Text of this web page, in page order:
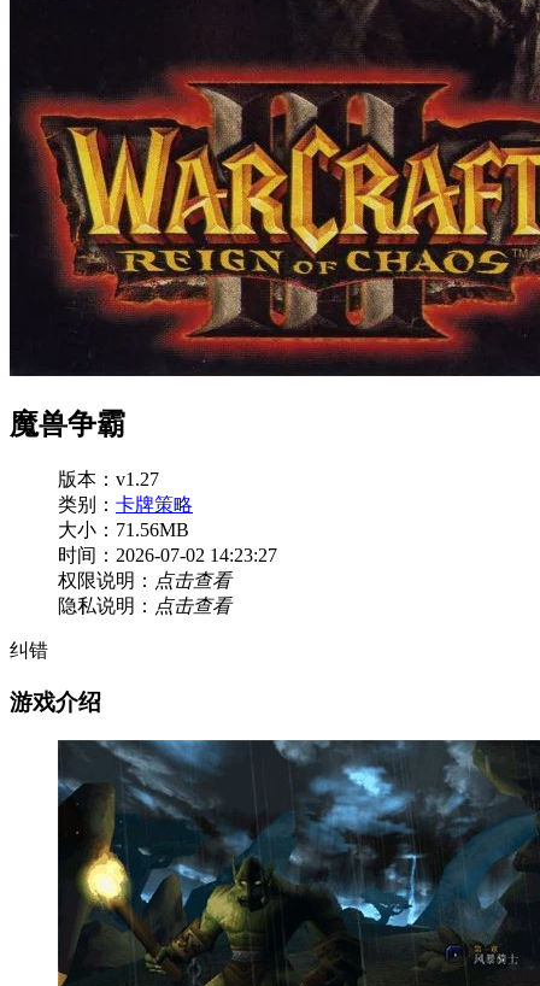
魔兽争霸
版本：v1.27
类别： 卡牌策略
大小：71.56MB
时间：2026-07-02 14:23:27
权限说明： 点击查看
隐私说明： 点击查看
纠错
游戏介绍